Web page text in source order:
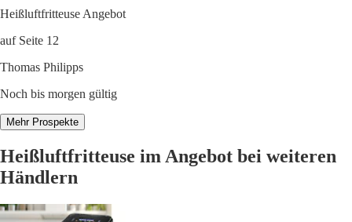
Heißluftfritteuse Angebot
auf Seite 12
Thomas Philipps
Noch bis morgen gültig
Mehr Prospekte
Heißluftfritteuse im Angebot bei weiteren
Händlern